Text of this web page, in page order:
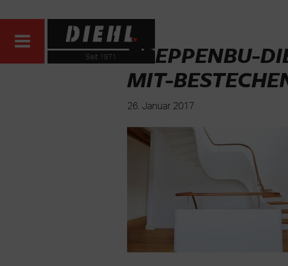
Seit 1971
TREPPENBU-
MIT-
26. Januar 2017